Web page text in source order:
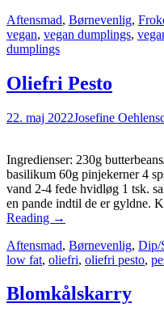
Aftensmad, Børnevenlig,
vegan, vegan dumplings,
dumplings
Oliefri Pesto
22. maj 2022Josefine
Ingredienser: 230g
basilikum 60g pinjekerner 4
vand 2-4 fede hvidløg 1 tsk.
en pande indtil de er gyldne.
Reading →
Aftensmad, Børnevenlig, Dip/
low fat, oliefri, oliefri pesto,
Blomkålskarry